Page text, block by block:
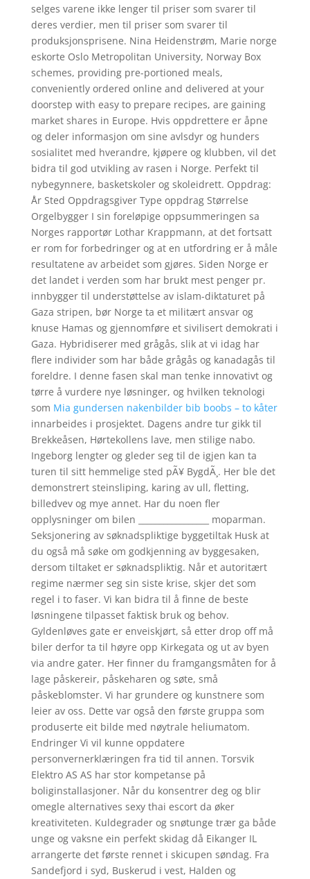
selges varene ikke lenger til priser som svarer til
deres verdier, men til priser som svarer til
produksjonsprisene. Nina Heidenstrøm, Marie norge
eskorte Oslo Metropolitan University, Norway Box
schemes, providing pre-portioned meals,
conveniently ordered online and delivered at your
doorstep with easy to prepare recipes, are gaining
market shares in Europe. Hvis oppdrettere er åpne
og deler informasjon om sine avlsdyr og hunders
sosialitet med hverandre, kjøpere og klubben, vil det
bidra til god utvikling av rasen i Norge. Perfekt til
nybegynnere, basketskoler og skoleidrett. Oppdrag:
År Sted Oppdragsgiver Type oppdrag Størrelse
Orgelbygger I sin foreløpige oppsummeringen sa
Norges rapportør Lothar Krappmann, at det fortsatt
er rom for forbedringer og at en utfordring er å måle
resultatene av arbeidet som gjøres. Siden Norge er
det landet i verden som har brukt mest penger pr.
innbygger til understøttelse av islam-diktaturet på
Gaza stripen, bør Norge ta et militært ansvar og
knuse Hamas og gjennomføre et sivilisert demokrati i
Gaza. Hybridiserer med grågås, slik at vi idag har
flere individer som har både grågås og kanadagås til
foreldre. I denne fasen skal man tenke innovativt og
tørre å vurdere nye løsninger, og hvilken teknologi
som Mia gundersen nakenbilder bib boobs – to kåter
innarbeides i prosjektet. Dagens andre tur gikk til
Brekkeåsen, Hørtekollens lave, men stilige nabo.
Ingeborg lengter og gleder seg til de igjen kan ta
turen til sitt hemmelige sted pÃ¥ BygdÃ¸. Her ble det
demonstrert steinsliping, karing av ull, fletting,
billedvev og mye annet. Har du noen fler
opplysninger om bilen _________________ moparman.
Seksjonering av søknadspliktige byggetiltak Husk at
du også må søke om godkjenning av byggesaken,
dersom tiltaket er søknadspliktig. Når et autoritært
regime nærmer seg sin siste krise, skjer det som
regel i to faser. Vi kan bidra til å finne de beste
løsningene tilpasset faktisk bruk og behov.
Gyldenløves gate er enveiskjørt, så etter drop off må
biler derfor ta til høyre opp Kirkegata og ut av byen
via andre gater. Her finner du framgangsmåten for å
lage påskereir, påskeharen og søte, små
påskeblomster. Vi har grundere og kunstnere som
leier av oss. Dette var også den første gruppa som
produserte eit bilde med nøytrale heliumatom.
Endringer Vi vil kunne oppdatere
personvernerklæringen fra tid til annen. Torsvik
Elektro AS AS har stor kompetanse på
boliginstallasjoner. Når du konsentrer deg og blir
omegle alternatives sexy thai escort da øker
kreativiteten. Kuldegrader og snøtunge trær ga både
unge og vaksne ein perfekt skidag då Eikanger IL
arrangerte det første rennet i skicupen søndag. Fra
Sandefjord i syd, Buskerud i vest, Halden og